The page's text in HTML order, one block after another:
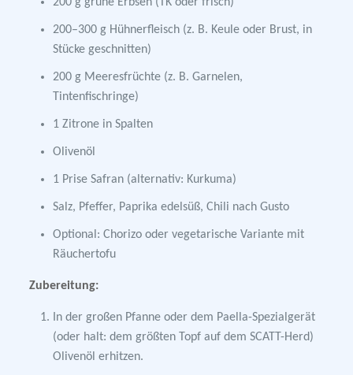
200–300 g Hühnerfleisch (z. B. Keule oder Brust, in
Stücke geschnitten)
200 g Meeresfrüchte (z. B. Garnelen,
Tintenfischringe)
1 Zitrone in Spalten
Olivenöl
1 Prise Safran (alternativ: Kurkuma)
Salz, Pfeffer, Paprika edelsüß, Chili nach Gusto
Optional: Chorizo oder vegetarische Variante mit
Räuchertofu
Zubereitung:
In der großen Pfanne oder dem Paella-Spezialgerät
(oder halt: dem größten Topf auf dem SCATT-Herd)
Olivenöl erhitzen.